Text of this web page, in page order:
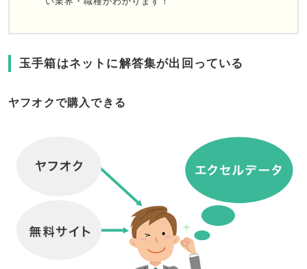
玉手箱はネットに解答集が出回っている
ヤフオクで購入できる